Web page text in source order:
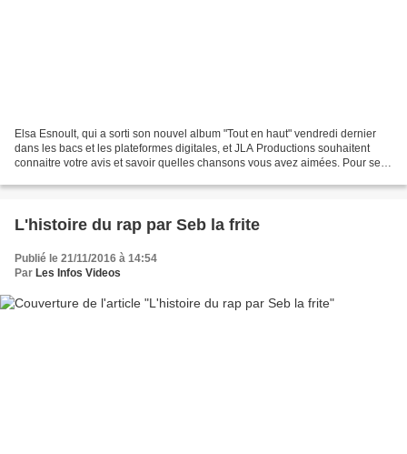
Elsa Esnoult, qui a sorti son nouvel album "Tout en haut" vendredi dernier
dans les bacs et les plateformes digitales, et JLA Productions souhaitent
connaitre votre avis et savoir quelles chansons vous avez aimées. Pour se
L'histoire du rap par Seb la frite
Publié le 21/11/2016 à 14:54
Par Les Infos Videos